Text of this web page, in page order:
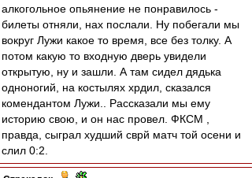
алкогольное опьянение не понравилось -
билеты отняли, нах послали. Ну побегали мы
вокруг Лужи какое то время, все без толку. А
потом какую то входную дверь увидели
открытую, ну и зашли. А там сидел дядька
одноногий, на костылях хрдил, сказался
комендантом Лужи.. Рассказали мы ему
историю свою, и он нас провел. ФКСМ ,
правда, сыграл худший сврй матч той осени и
слил 0:2.